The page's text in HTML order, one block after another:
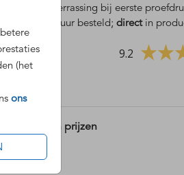
(het
ons
verrassing bij eerste
Voor 18 uur besteld; directin
9.2
Formaten en prijzen